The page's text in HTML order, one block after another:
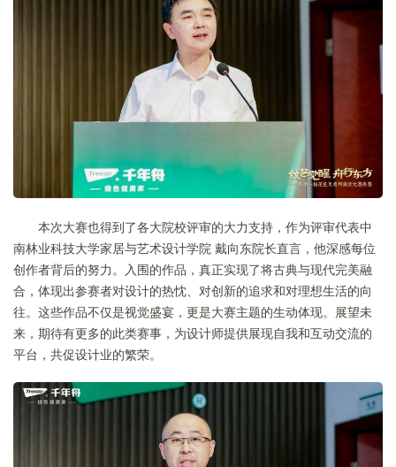
本次大赛也得到了各大院校评审的大力支持，作为评审代表中
南林业科技大学家居与艺术设计学院 戴向东院长直言，他深感每位
创作者背后的努力。入围的作品，真正实现了将古典与现代完美融
合，体现出参赛者对设计的热忱、对创新的追求和对理想生活的向
往。这些作品不仅是视觉盛宴，更是大赛主题的生动体现。展望未
来，期待有更多的此类赛事，为设计师提供展现自我和互动交流的
平台，共促设计业的繁荣。